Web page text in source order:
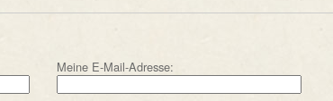
Meine E-Mail-Adresse: